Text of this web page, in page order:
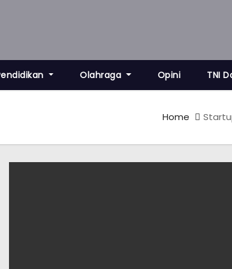
Olahraga Opini TNI
Home